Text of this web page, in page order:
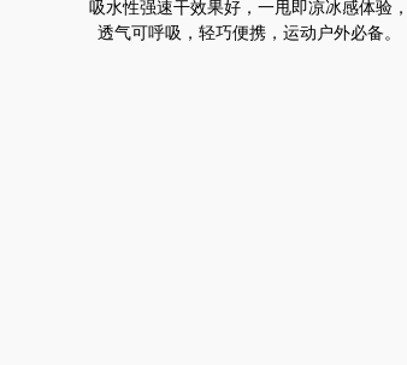
吸水性强速干效果好，一甩即凉冰感体验，
透气可呼吸，轻巧便携，运动户外必备。